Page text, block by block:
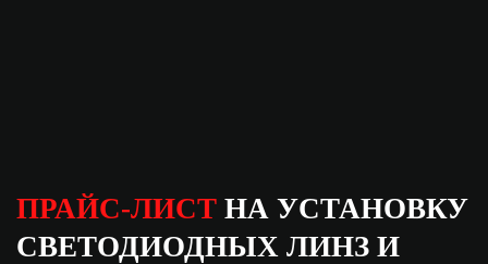
ПРАЙС-ЛИСТ НА УСТАНОВКУ
СВЕТОДИОДНЫХ ЛИНЗ И